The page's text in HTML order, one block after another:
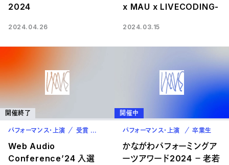
2024
2024.04.26
x MAU x LIVECODING-
2024.03.15
開催終了
パフォーマンス・上演 受賞
Web Audio
Conference’24 入選
開催中
パフォーマンス・上演 卒業生
かながわパフォーミングア
ーツアワード2024 － 老若